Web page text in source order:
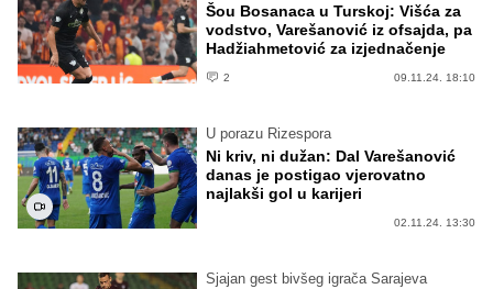
Šou Bosanaca u Turskoj: Višća za
vodstvo, Varešanović iz ofsajda, pa
Hadžiahmetović za izjednačenje
2 09.11.24. 18:10
U porazu Rizespora
Ni kriv, ni dužan: Dal Varešanović
danas je postigao vjerovatno
najlakši gol u karijeri
02.11.24. 13:30
Sjajan gest bivšeg igrača Sarajeva